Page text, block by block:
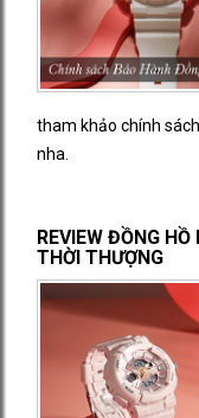
tham khảo chính
nha.
REVIEW ĐỒNG
THỜI THƯỢNG